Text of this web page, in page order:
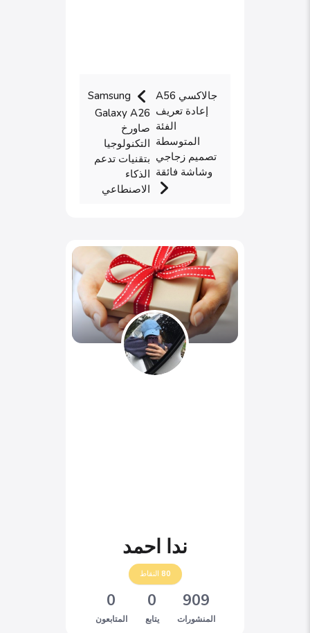
Samsung
Galaxy A26
صاورخ
التكنولوجيا
بتقنيات تدعم
الذكاء
الاصنطاعي
جالاكسي A56
إعادة تعريف
الفئة
المتوسطة
تصميم زجاجي
وشاشة فائقة
ندا احمد
80 النقاط
909
المنشورات
0
يتابع
0
المتابعون